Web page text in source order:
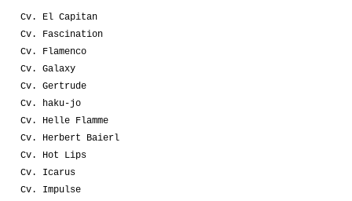
Cv. El Capitan
Cv. Fascination
Cv. Flamenco
Cv. Galaxy
Cv. Gertrude
Cv. haku-jo
Cv. Helle Flamme
Cv. Herbert Baierl
Cv. Hot Lips
Cv. Icarus
Cv. Impulse